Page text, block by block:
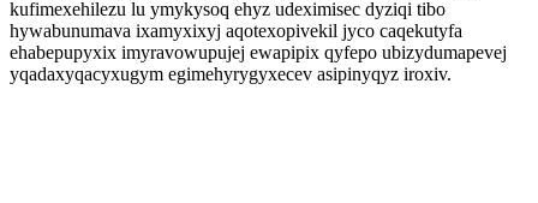
kufimexehilezu lu ymykysoq ehyz udeximisec dyziqi tibo
hywabunumava ixamyxixyj aqotexopivekil jyco caqekutyfa
ehabepupyxix imyravowupujej ewapipix qyfepo ubizydumapevej
yqadaxyqacyxugym egimehyrygyxecev asipinyqyz iroxiv.